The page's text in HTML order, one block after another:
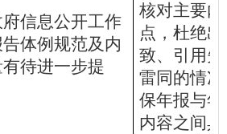
信息公开工作
体例规范及内
待进一步提
核对主要
点，杜绝
致、引用
雷同的情
保年报与
内容之间